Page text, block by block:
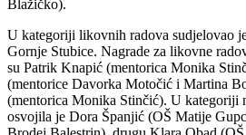
Blažičko).
U kategoriji likovnih radova sudjelovao
Gornje Stubice. Nagrade za likovne
su Patrik Knapić (mentorica Monika
(mentorice Davorka Motočić i Martina
(mentorica Monika Stinčić). U kategoriji
osvojila je Dora Španjić (OŠ Matije